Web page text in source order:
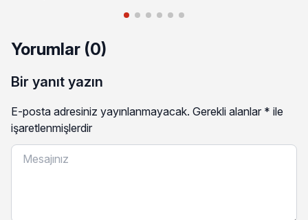
Yorumlar (0)
Bir yanıt yazın
E-posta adresiniz yayınlanmayacak. Gerekli alanlar * ile
işaretlenmişlerdir